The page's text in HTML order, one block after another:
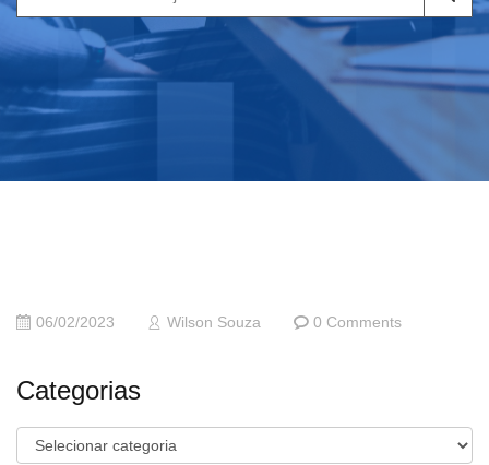
for:
06/02/2023 Wilson Souza 0 Comments
Categorias
Categorias